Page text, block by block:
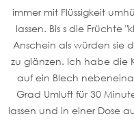
immer mit Flüssigkeit
lassen. Bis s die Früchte
Anschein als würden sie
zu glänzen. Ich habe die
auf ein Blech
Grad Umluft für 30
lassen und in einer Dose